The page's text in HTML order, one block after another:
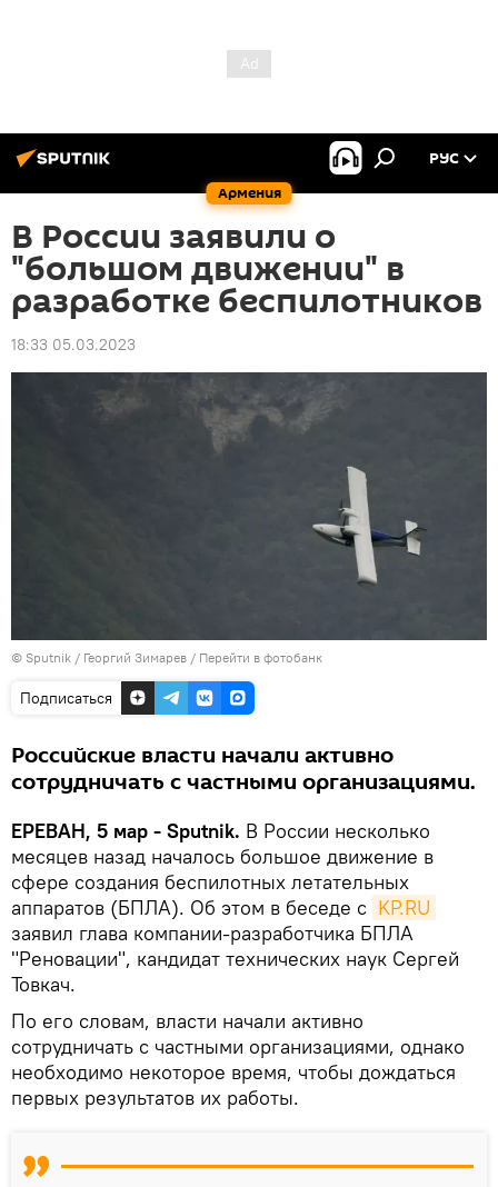
Армения
РУС
В России заявили о
"большом движении" в
разработке беспилотников
18:33 05.03.2023
© Sputnik / Георгий Зимарев / Перейти в фотобанк
Подписаться
Российские власти начали активно
сотрудничать с частными организациями.
ЕРЕВАН, 5 мар - Sputnik. В России несколько
месяцев назад началось большое движение в
сфере создания беспилотных летательных
аппаратов (БПЛА). Об этом в беседе с KP.RU
заявил глава компании-разработчика БПЛА
"Реновации", кандидат технических наук Сергей
Товкач.
По его словам, власти начали активно
сотрудничать с частными организациями, однако
необходимо некоторое время, чтобы дождаться
первых результатов их работы.